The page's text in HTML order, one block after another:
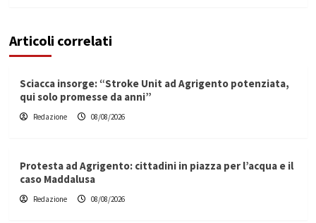
Articoli correlati
Sciacca insorge: “Stroke Unit ad Agrigento potenziata,
qui solo promesse da anni”
Redazione 08/08/2026
Protesta ad Agrigento: cittadini in piazza per l’acqua e il
caso Maddalusa
Redazione 08/08/2026